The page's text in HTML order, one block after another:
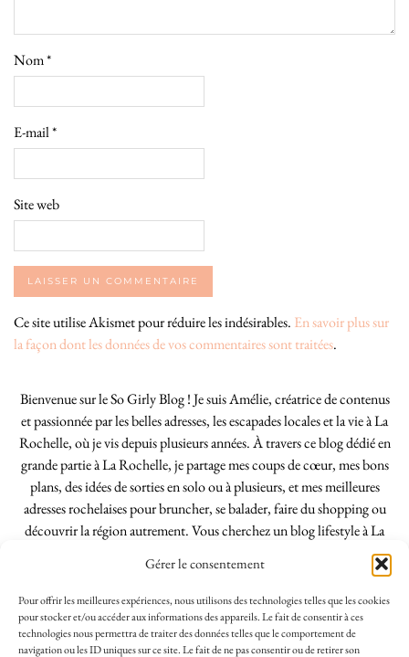
Gérer le consentement
Pour offrir les meilleures expériences, nous utilisons des technologies telles que les cookies
pour stocker et/ou accéder aux informations des appareils. Le fait de consentir à ces
technologies nous permettra de traiter des données telles que le comportement de
navigation ou les ID uniques sur ce site. Le fait de ne pas consentir ou de retirer son
Nom*
E-mail*
Site web
Ce site utilise Akismet pour réduire les indésirables. En savoir plus sur
la façon dont les données de vos commentaires sont traitées.
Bienvenue sur le So Girly Blog ! Je suis Amélie, créatrice de contenus
et passionnée par les belles adresses, les escapades locales et la vie à La
Rochelle, où je vis depuis plusieurs années. À travers ce blog dédié en
grande partie à La Rochelle, je partage mes coups de cœur, mes bons
plans, des idées de sorties en solo ou à plusieurs, et mes meilleures
adresses rochelaises pour bruncher, se balader, faire du shopping ou
découvrir la région autrement. Vous cherchez un blog lifestyle à La
Rochelle, tenu par une locale ? Vous êtes au bon endroit. Que vous
soyez Rochelais·e ou de passage dans notre belle ville, j’espère que mes
articles vous aideront à profiter de La Rochelle comme un·e vrai·e
initié·e. !